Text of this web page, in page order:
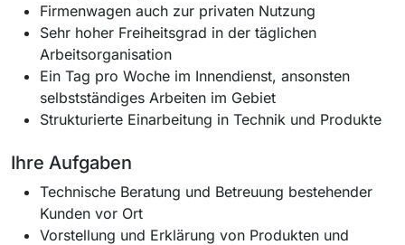
Firmenwagen auch zur privaten Nutzung
Sehr hoher Freiheitsgrad in der täglichen
Arbeitsorganisation
Ein Tag pro Woche im Innendienst, ansonsten
selbstständiges Arbeiten im Gebiet
Strukturierte Einarbeitung in Technik und Produkte
Ihre Aufgaben
Technische Beratung und Betreuung bestehender
Kunden vor Ort
Vorstellung und Erklärung von Produkten und